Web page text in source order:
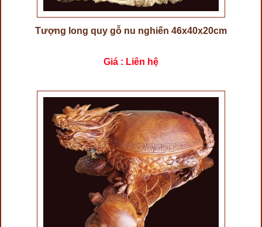
Tượng long quy gỗ nu nghiến 46x40x20cm
Giá : Liên hệ